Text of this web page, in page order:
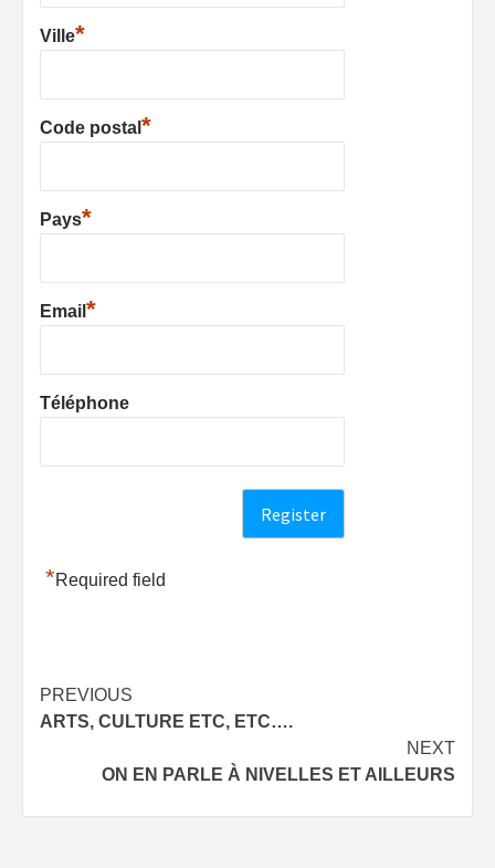
Ville*
Code postal *
Pays*
Email *
Téléphone
*Required field
Post
navigation
PREVIOUS
ARTS, CULTURE ETC, ETC….
NEXT
ON EN PARLE À NIVELLES ET AILLEURS